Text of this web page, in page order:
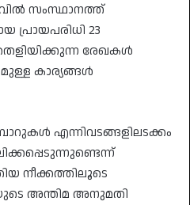
സംസ്ഥാനത്ത്
പ്രായപരിധി 23
രേഖകൾ
കാര്യങ്ങൾ
എന്നിവടങ്ങളിലടക്കം
നീക്കത്തിലൂടെ
അന്തിമ അനുമതി